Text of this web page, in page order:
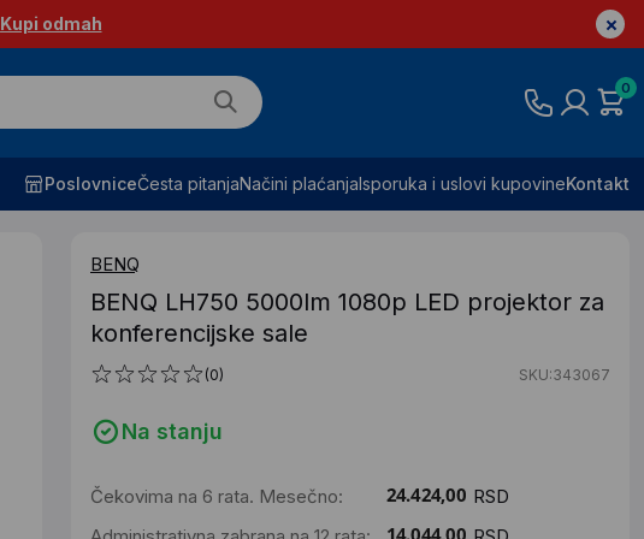
Kupi odmah
0
PoslovniceČesta pitanjaNačini plaćanjaIsporuka i uslovi kupovineKontakt
BENQ
BENQ LH750 5000lm 1080p LED projektor za
konferencijske sale
(0) SKU:343067
Na stanju
Čekovima na 6 rata. Mesečno:
RSD